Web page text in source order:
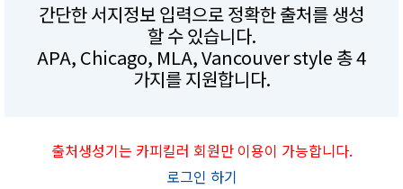
간단한 서지정보 입력으로 정확한 출처를 생성
할 수 있습니다.
APA, Chicago, MLA, Vancouver style 총 4
가지를 지원합니다.
출처생성기는 카피킬러 회원만 이용이 가능합니다.
로그인 하기